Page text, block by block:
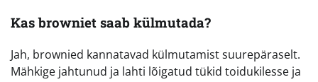
Kas browniet saab külmutada?
Jah, brownied kannatavad külmutamist suurepäraselt.
Mähkige jahtunud ja lahti lõigatud tükid toidukilesse ja